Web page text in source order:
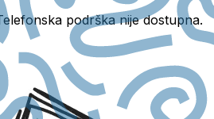
podrška nije dostupna.